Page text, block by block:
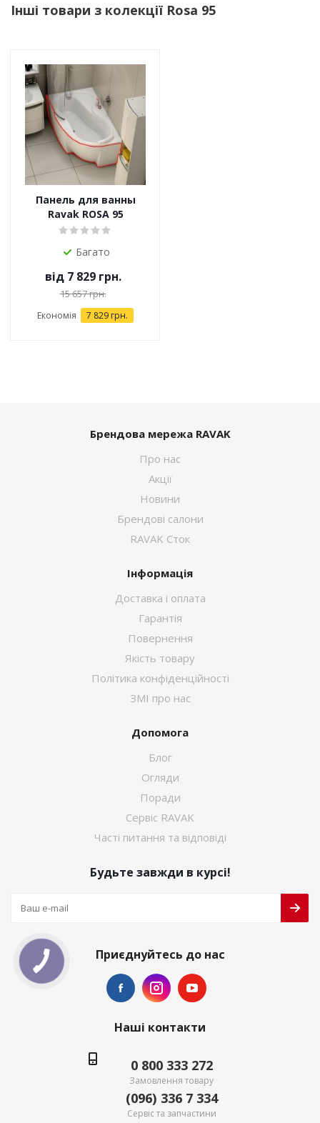
Інші товари з колекції Rosa 95
Панель для ванны
Ravak ROSA 95
Багато
від 7 829 грн.
15 657 грн.
Економія 7 829 грн.
Брендова мережа RAVAK
Про нас
Акції
Новини
Брендові салони
RAVAK Сток
Інформація
Доставка і оплата
Гарантія
Повернення
Якість товару
Політика конфіденційності
ЗМІ про нас
Допомога
Блог
Огляди
Поради
Сервіс RAVAK
Часті питання та відповіді
Будьте завжди в курсі!
Приєднуйтесь до нас
Наші контакти
0 800 333 272
Замовлення товару
(096) 336 7 334
Сервіс та запчастини